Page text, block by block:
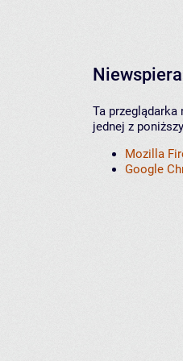
Ta
jednej z
Mozilla
Google